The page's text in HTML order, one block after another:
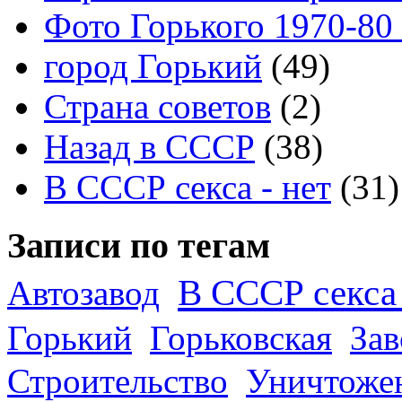
Фото Горького 1970-80
город Горький (49)
Страна советов (2)
Назад в СССР (38)
В СССР секса - нет (31)
Записи по тегам
Автозавод В СССР секса
Горький Горьковская
Строительство